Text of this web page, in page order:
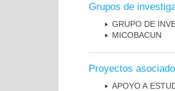
Grupos de
GRUPO DE
MICOBAC­UN
Proyectos
APOYO A